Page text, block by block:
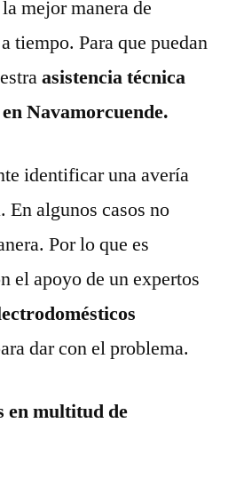
mejor manera de
tiempo. Para que puedan
asistencia técnica
Navamorcuende.
identificar una avería
En algunos casos no
Por lo que es
el apoyo de un expertos
dar con el problema.
en multitud de